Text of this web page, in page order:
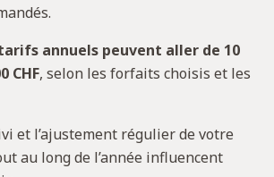
annuels peuvent aller de 10
CHF, selon les forfaits choisis et les
et l’ajustement régulier de votre
au long de l’année influencent